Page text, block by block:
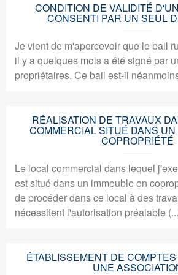
CONDITION DE VALIDITÉ
CONSENTI PAR UN SEUL
Je vient de m'apercevoir que le bail
il y a quelques mois a été signé par
propriétaires. Ce bail est-il
RÉALISATION DE TRAVAUX
COMMERCIAL SITUÉ DANS
COPROPRIÉTÉ
Le local commercial dans lequel
est situé dans un immeuble en
de procéder dans ce local à des
nécessitent l'autorisation préalable
ÉTABLISSEMENT DE
UNE